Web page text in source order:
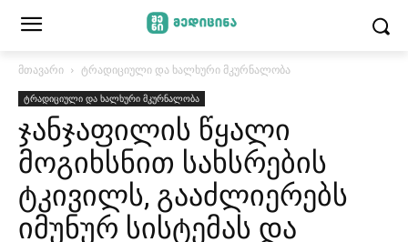
მთავარი ტრადიციული და ხალხური მკურნალობა
ტრადიციული და ხალხური მკურნალობა
ჯანჯაფილის წყალი
მოგიხსნით სახსრების
ტკივილს, გააძლიერებს
იმუნურ სისტემას და